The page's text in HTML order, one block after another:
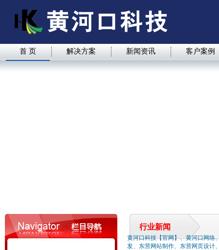
首 页 解决方案 新闻资讯 客户案例
行业新闻
黄河口科技【官网】、黄河口网络
发、东营网站制作、东营网页设计